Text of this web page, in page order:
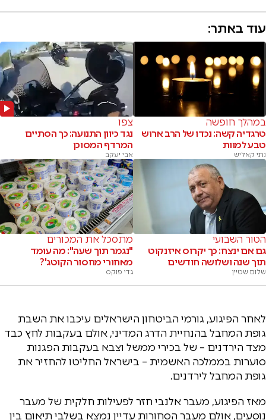
עוד באתר:
במהלך חופשה
טרגדיה קשה: נכדו של הרב ארוש
טבע למוות
נתי קאליש
צפו
נגד כיוון התנועה: כך הסתיים
המרדף המסוכן
אבי יעקב
הטור השבועי
גם אם ינצח: כך יקרוס איזנקוט
תוך שנה ושלושה חודשים
שלום שטיין
מתסכל את המכורים
"נגמר תוך שעה": מה עומד
מאחורי מחסור הקוטג'?
גדי פוקס
לאחר הפיגוע, גורמי הביטחון הישראלים עיכבו את השבת
גופת המחבל בהנחיית הדרג המדיני, אולם בעקבות לחץ כבד
מצד הירדנים – של בכירי ממשל וצבא בעקבות הפגנות
סוערות בממלכה האשמית – בישראל החליטו להחזיר את
גופת המחבל לירדנים.
מאז הפיגוע, מעבר אלנבי חזר לפעילות חלקית של מעבר
נוסעים, אולם מעבר הסחורות עדיין נמצא בשלבי תיאום בין